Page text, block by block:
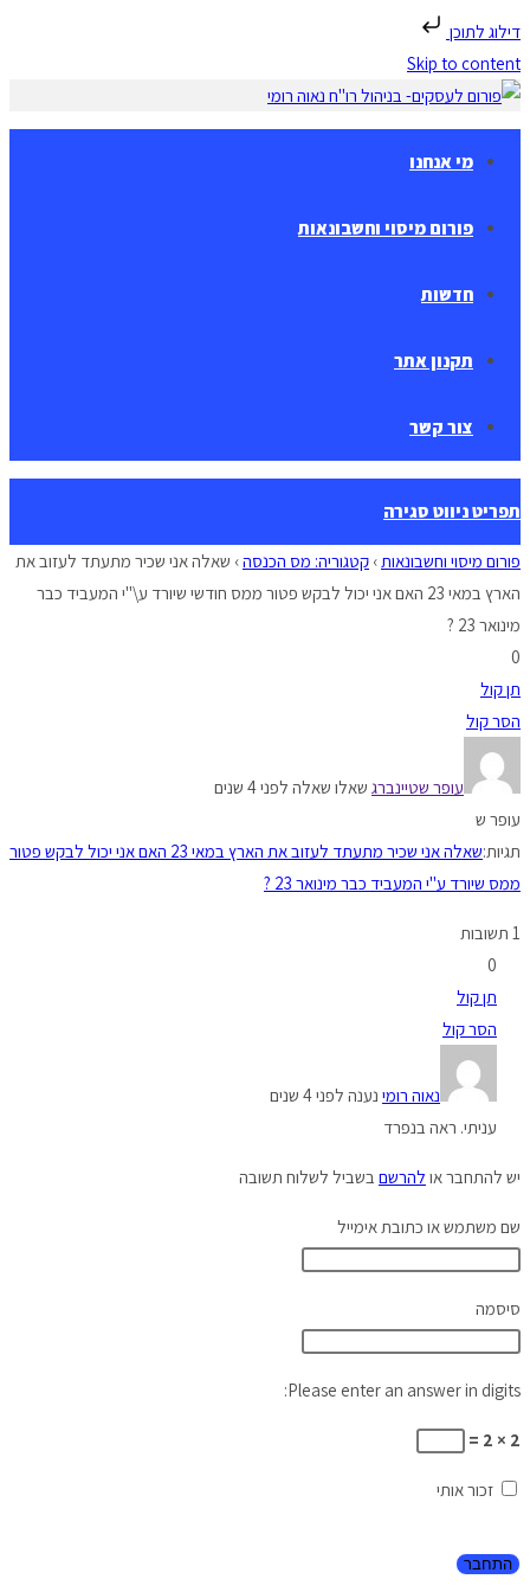
דילוג לתוכן
Skip to content
מי אנחנו
פורום מיסוי וחשבונאות
חדשות
תקנון אתר
צור קשר
תפריט ניווט סגירה
פורום מיסוי וחשבונאות› קטגוריה: מס הכנסה› שאלה אני שכיר מתעתד לעזוב את
הארץ במאי 23 האם אני יכול לבקש פטור ממס חודשי שיורד ע\"י המעביד כבר
מינואר 23 ?
0
תן קול
הסר קול
עופר שטיינברג שאלו שאלה לפני 4 שנים
עופר ש
תגיות:
שאלה אני שכיר מתעתד לעזוב את הארץ במאי 23 האם אני יכול לבקש פטור
ממס שיורד ע"י המעביד כבר מינואר 23 ?
1 תשובות
0
תן קול
הסר קול
נאוה רומי נענה לפני 4 שנים
עניתי. ראה בנפרד
יש להתחבר או להרשם בשביל לשלוח תשובה
שם משתמש או כתובת אימייל
סיסמה
Please enter an answer in digits:
2 × 2 =
זכור אותי